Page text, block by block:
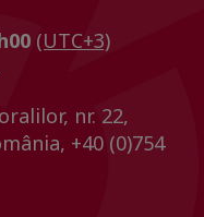
(UTC+3)
nr. 22,
+40 (0)754